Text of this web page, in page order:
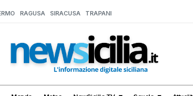
RAGUSA SIRACUSA TRAPANI